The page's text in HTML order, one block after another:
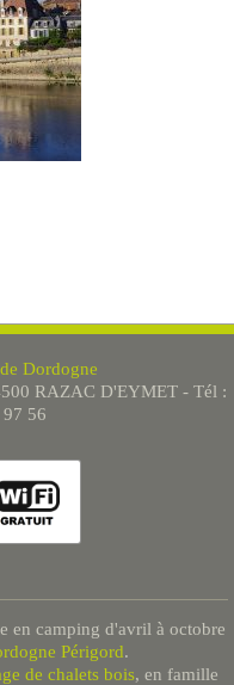
Dordogne
RAZAC D'EYMET - Tél :
56
en camping d'avril à octobre
Périgord.
de chalets bois, en famille